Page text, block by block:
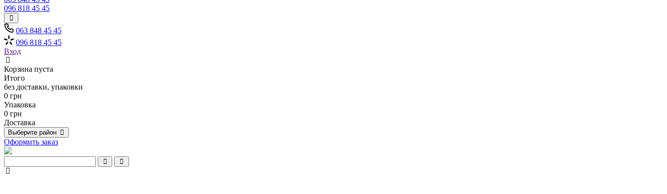
096 818 45 45
063 848 45 45
096 818 45 45
Вход
Корзина пуста
Итого
без доставки, упаковки
0 грн
Упаковка
0 грн
Доставка
Выберите район
Оформить заказ